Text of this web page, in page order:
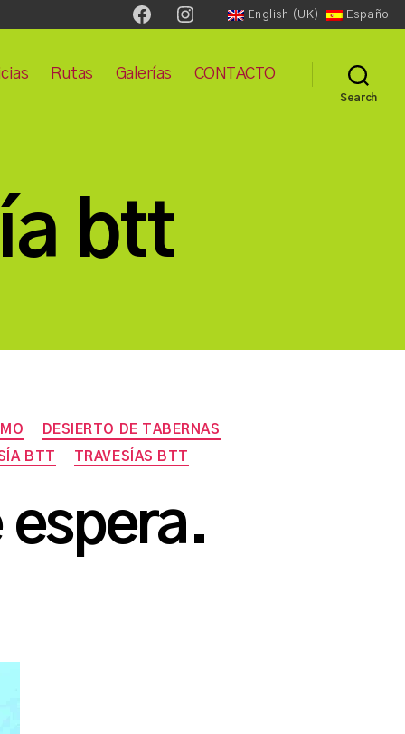
FacebookInstagram English (UK) Español
Rutas Galerías CONTACTO
Search
btt
DESIERTO DE TABERNAS
BTT
TRAVESÍAS BTT
espera.